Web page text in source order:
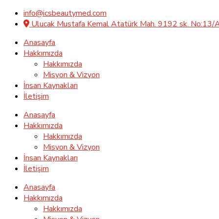
info@icsbeautymed.com
Ulucak Mustafa Kemal Atatürk Mah. 9192 sk. No:13/
Anasayfa
Hakkımızda
Hakkımızda
Misyon & Vizyon
İnsan Kaynakları
İletişim
Anasayfa
Hakkımızda
Hakkımızda
Misyon & Vizyon
İnsan Kaynakları
İletişim
Anasayfa
Hakkımızda
Hakkımızda